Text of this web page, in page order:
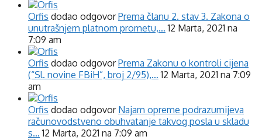
Orfis dodao odgovorPrema članu 2. stav 3. Zakona o
unutrašnjem platnom prometu,… 12 Marta, 2021 na
7:09 am
Orfis dodao odgovorPrema Zakonu o kontroli cijena
(“Sl. novine FBiH”, broj 2/95),… 12 Marta, 2021 na 7:09
am
Orfis dodao odgovor Najam opreme podrazumijeva
računovodstveno obuhvatanje takvog posla u skladu
s… 12 Marta, 2021 na 7:09 am